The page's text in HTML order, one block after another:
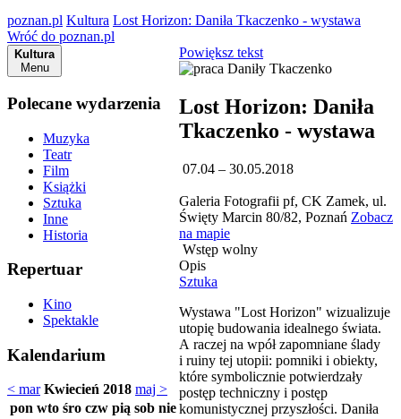
poznan.pl Kultura Lost Horizon: Daniła Tkaczenko - wystawa
Wróć do poznan.pl
Kultura
Menu
Polecane wydarzenia
Muzyka
Teatr
Film
Książki
Sztuka
Inne
Historia
Repertuar
Kino
Spektakle
Kalendarium
< mar Kwiecień 2018 maj >
pon wto śro czw pią sob nie
Powiększ tekst
Lost Horizon: Daniła
Tkaczenko - wystawa
07.04 – 30.05.2018
Galeria Fotografii pf, CK Zamek, ul.
Święty Marcin 80/82, Poznań Zobacz
na mapie
Wstęp wolny
Opis
Sztuka
Wystawa "Lost Horizon" wizualizuje
utopię budowania idealnego świata.
A raczej na wpół zapomniane ślady
i ruiny tej utopii: pomniki i obiekty,
które symbolicznie potwierdzały
postęp techniczny i postęp
komunistycznej przyszłości. Daniła